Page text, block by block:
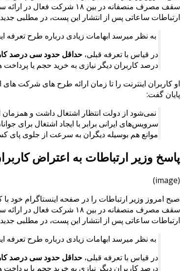
سقف مصرف منصفانه در بین
ارتباطات ساعاتی پس از انتشار این پست، در مطلبی جدید
به نظر میرسد ابهامات زیادی درباره طرح
در قیاس با تعرفه قبلی، حداقل حدود سی درصد
درصد کاربران دیگر نیازی به خرید حجم یا پرداخت
او کاربران اینترنت را تا زمان ارائه طرح های شرکت
پایان گفت:
نمی‌شود از دولت انتظار اشتغال داشت و همزمان
سرویس‌های ایرانی برابر با ایجاد اشتغال برای
موانع هم بوسیله دیگران به سرعت از جلوی پای
پاسخ وزیر ارتباطات به اعتراض
(image)
سقف مصرف منصفانه در بین
ارتباطات ساعاتی پس از انتشار این پست، در مطلبی جدید
به نظر میرسد ابهامات زیادی درباره طرح
در قیاس با تعرفه قبلی، حداقل حدود سی درصد
درصد کاربران دیگر نیازی به خرید حجم یا پرداخت